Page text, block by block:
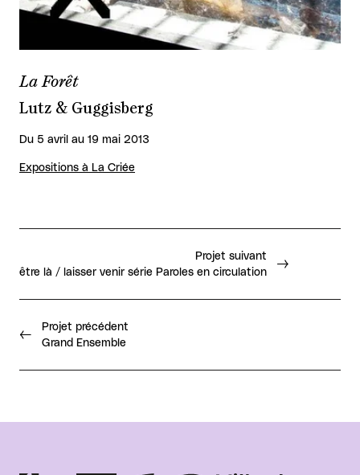
La Forêt
Lutz & Guggisberg
Du 5 avril au 19 mai 2013
Expositions à La Criée
Projet précédent
Grand Ensemble
Projet suivant
être là / laisser venir série Paroles en circulation